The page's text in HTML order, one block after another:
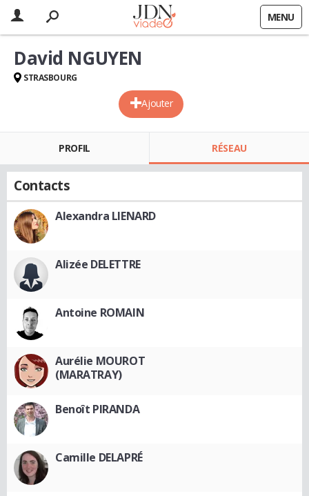
MENU
Ajouter
David NGUYEN
STRASBOURG
PROFIL RÉSEAU
Contacts
Alexandra LIENARD
Alizée DELETTRE
Antoine ROMAIN
Aurélie MOUROT
(MARATRAY)
Benoît PIRANDA
Camille DELAPRÉ